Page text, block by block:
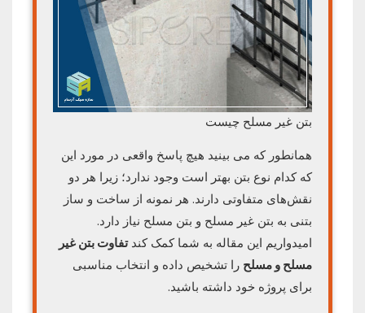
بتن غیر مسلح چیست
همانطور که می بینید هیچ پاسخ واقعی در مورد این
که کدام نوع بتن بهتر است وجود ندارد؛ زیرا هر دو
نقش‌های متفاوتی دارند. هر نمونه از ساخت و ساز
بتنی به بتن غیر مسلح و بتن مسلح نیاز دارد.
امیدواریم این مقاله به شما کمک کندتفاوت بتن غیر
مسلح و مسلح را تشخیص داده و انتخاب مناسبی
برای پروژه خود داشته باشید.